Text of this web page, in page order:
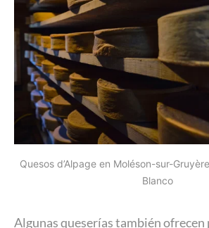
Quesos d’Alpage en Moléson-sur-
Blanco
Algunas queserías también ofrecen